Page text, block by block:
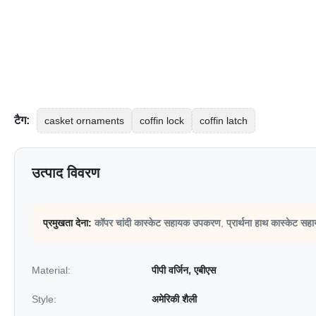
टैग: casket ornaments coffin lock coffin latch
उत्पाद विवरण
प्रमुखता देना: कॉपर चांदी कास्केट सहायक उपकरण, प्रार्थना हाथ कास्केट
Material: पीपी वर्जिन, एबीएस
Style: अमेरिकी शैली